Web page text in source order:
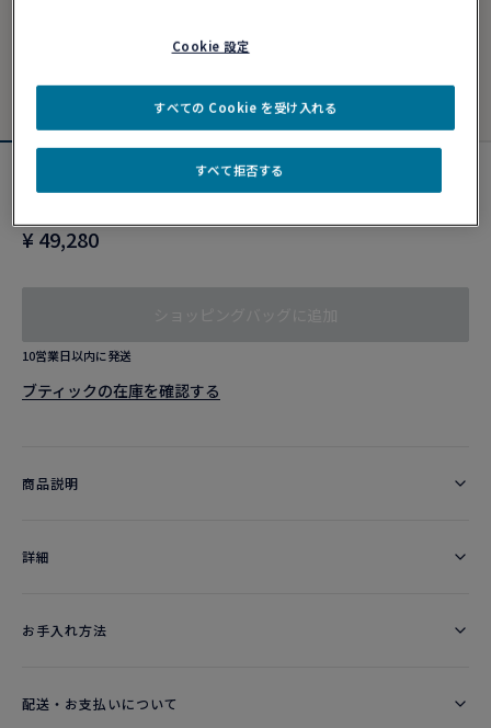
ブルー、ホワイト、レッド エンブレムケー
¥ 49,280
10営業日以内に発送
ブティックの在庫を確認する​
商品説明
詳細​
お手入れ方法
配送・お支払いについて
Cookie 設定
すべて拒否する
すべての Cookie を受け入れる